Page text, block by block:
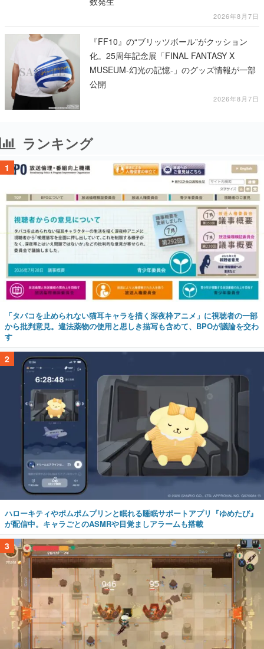
2026年8月7日
『FF10』の“ブリッツボール”がクッション
化。25周年記念展「FINAL FANTASY X
MUSEUM-幻光の記憶-」のグッズ情報が一部
公開
2026年8月7日
ランキング
1
「タバコを止められない猫耳キャラを描く深夜枠アニメ」に視聴者の一部
から批判意見。違法薬物の使用と思しき描写も含めて、BPOが議論を交わ
す
2
ハローキティやポムポムプリンと眠れる睡眠サポートアプリ『ゆめたび』
が配信中。キャラごとのASMRや目覚ましアラームも搭載
3